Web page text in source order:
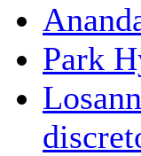
Park